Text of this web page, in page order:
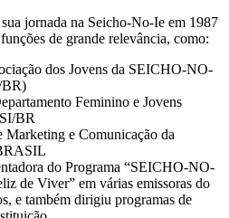
jornada na Seicho-No-Ie em 1987
de grande relevância, como:
dos Jovens da SEICHO-NO-
Feminino e Jovens
BR
Marketing e Comunicação da
do Programa “SEICHO-NO-
de Viver” em várias emissoras do
e também dirigiu programas de